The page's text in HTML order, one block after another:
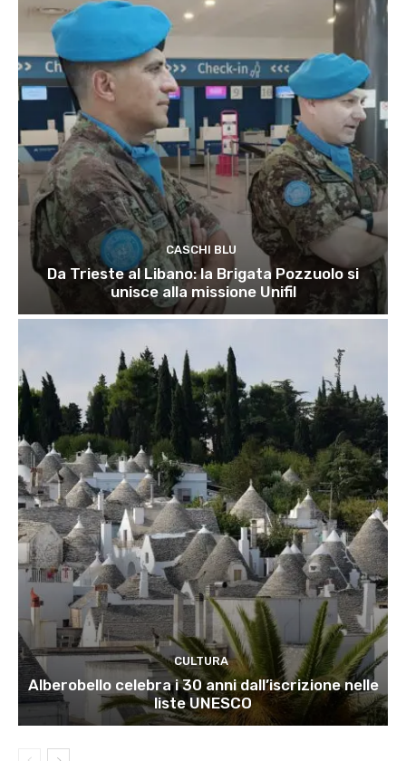
CASCHI BLU
Da Trieste al Libano: la Brigata Pozzuolo si
unisce alla missione Unifil
CULTURA
Alberobello celebra i 30 anni dall’iscrizione nelle
liste UNESCO